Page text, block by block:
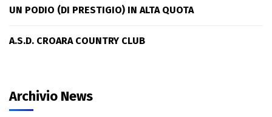
UN PODIO (DI PRESTIGIO) IN ALTA QUOTA
A.S.D. CROARA COUNTRY CLUB
Archivio News